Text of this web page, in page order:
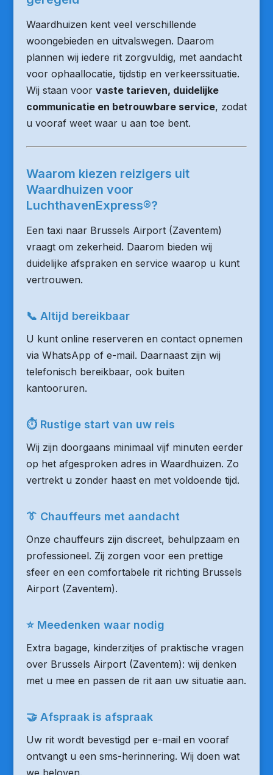
Waardhuizen kent veel verschillende
woongebieden en uitvalswegen. Daarom
plannen wij iedere rit zorgvuldig, met aandacht
voor ophaallocatie, tijdstip en verkeerssituatie.
Wij staan voor vaste tarieven, duidelijke
communicatie en betrouwbare service, zodat
u vooraf weet waar u aan toe bent.
Waarom kiezen reizigers uit
Waardhuizen voor
LuchthavenExpress®?
Een taxi naar Brussels Airport (Zaventem)
vraagt om zekerheid. Daarom bieden wij
duidelijke afspraken en service waarop u kunt
vertrouwen.
📞 Altijd bereikbaar
U kunt online reserveren en contact opnemen
via WhatsApp of e-mail. Daarnaast zijn wij
telefonisch bereikbaar, ook buiten
kantooruren.
⏱ Rustige start van uw reis
Wij zijn doorgaans minimaal vijf minuten eerder
op het afgesproken adres in Waardhuizen. Zo
vertrekt u zonder haast en met voldoende tijd.
👔 Chauffeurs met aandacht
Onze chauffeurs zijn discreet, behulpzaam en
professioneel. Zij zorgen voor een prettige
sfeer en een comfortabele rit richting Brussels
Airport (Zaventem).
⭐ Meedenken waar nodig
Extra bagage, kinderzitjes of praktische vragen
over Brussels Airport (Zaventem): wij denken
met u mee en passen de rit aan uw situatie aan.
🤝 Afspraak is afspraak
Uw rit wordt bevestigd per e-mail en vooraf
ontvangt u een sms-herinnering. Wij doen wat
we beloven.